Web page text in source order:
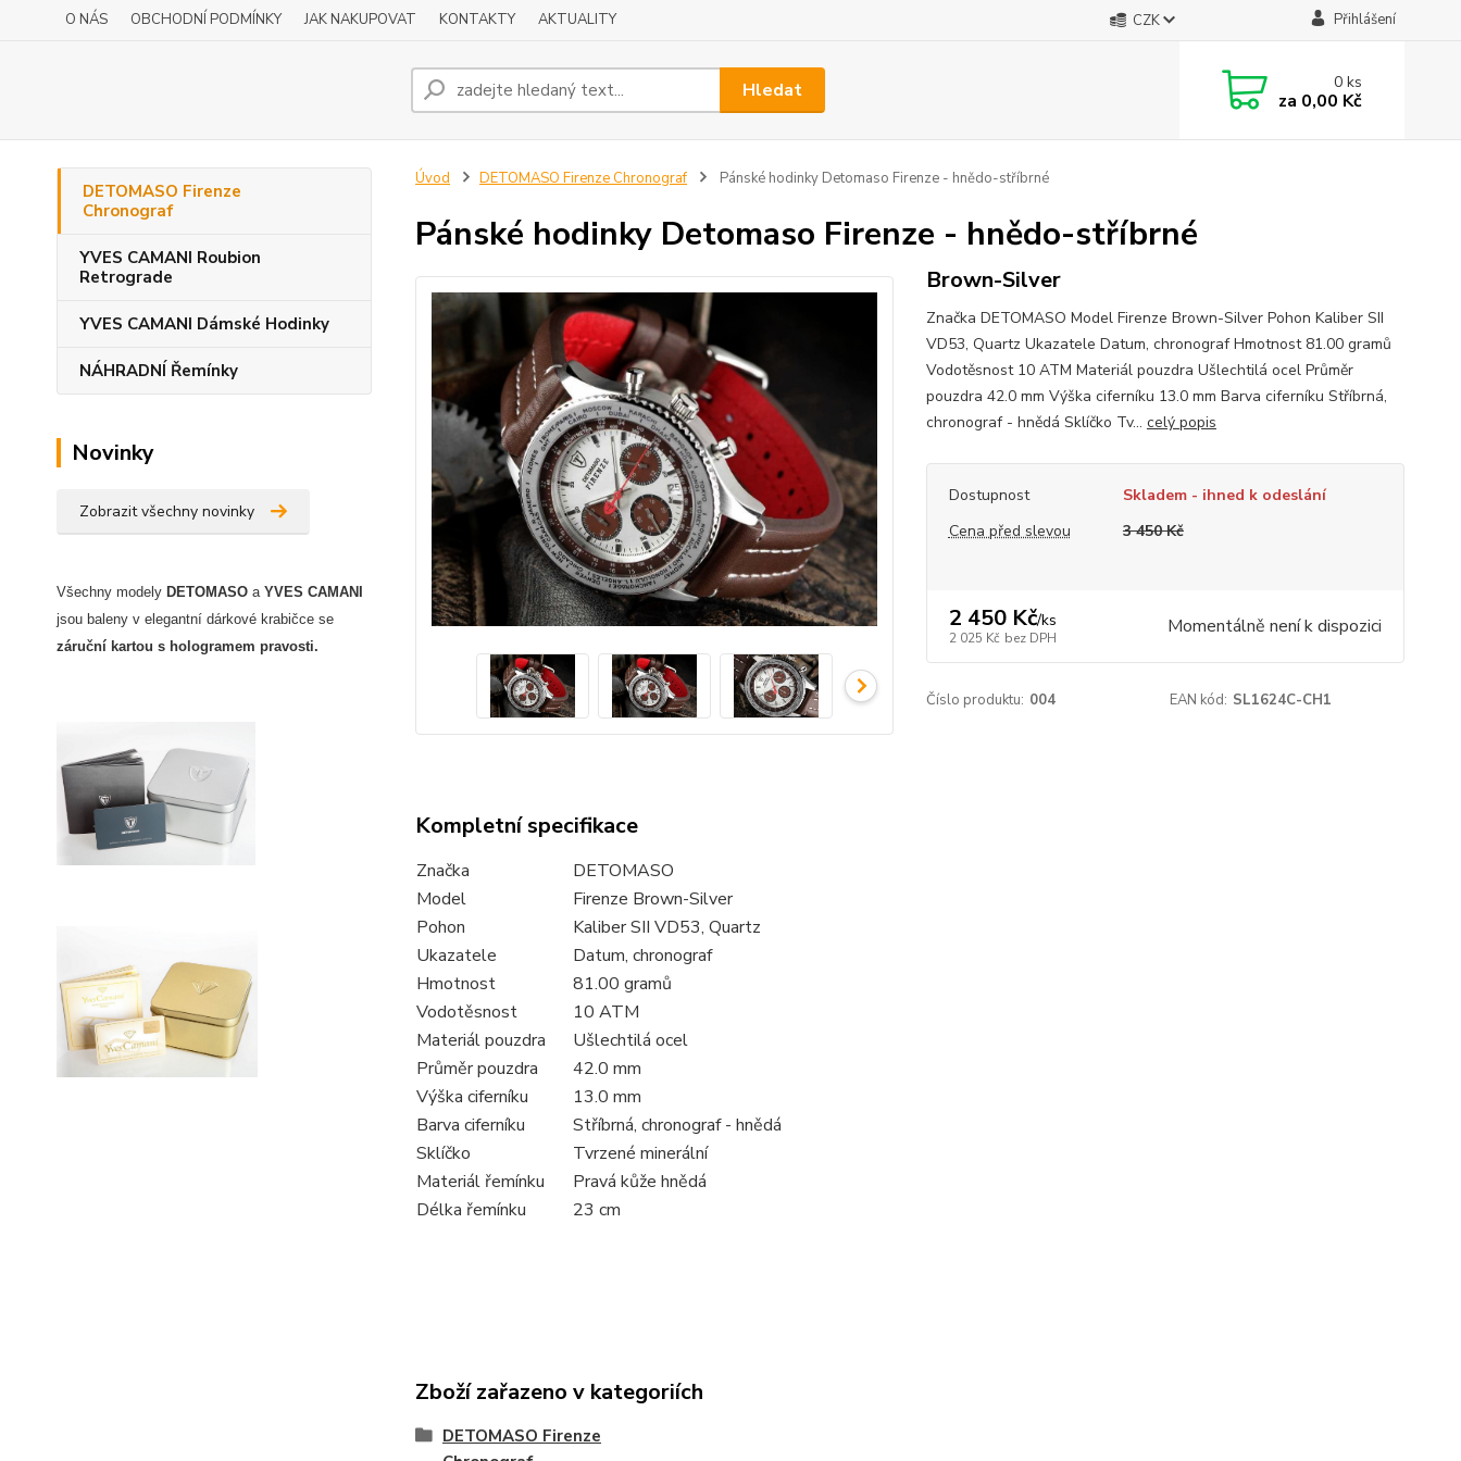
O NÁS OBCHODNÍ PODMÍNKY JAK NAKUPOVAT KONTAKTY AKTUALITY CZK Přihlášení
Hledat 0ks
za 0,00 Kč
DETOMASO Firenze
Chronograf
YVES CAMANI Roubion
Retrograde
YVES CAMANI Dámské Hodinky
NÁHRADNÍ Řemínky
Novinky
Zobrazit všechny novinky
Všechny modely DETOMASO a YVES CAMANI
jsou baleny v elegantní dárkové krabičce se
záruční kartou s hologramem pravosti.
Úvod DETOMASO Firenze Chronograf Pánské hodinky Detomaso Firenze - hnědo-stříbrné
Pánské hodinky Detomaso Firenze - hnědo-stříbrné
Brown-Silver
Značka DETOMASO Model Firenze Brown-Silver Pohon Kaliber SII
VD53, Quartz Ukazatele Datum, chronograf Hmotnost 81.00 gramů
Vodotěsnost 10 ATM Materiál pouzdra Ušlechtilá ocel Průměr
pouzdra 42.0 mm Výška ciferníku 13.0 mm Barva ciferníku Stříbrná,
chronograf - hnědá Sklíčko Tv... celý popis
Dostupnost
Skladem - ihned k odeslání
Cena před slevou
3 450 Kč
2 450 Kč/ks
2 025 Kč bez DPH Momentálně není k dispozici
Číslo produktu: 004 EAN kód: SL1624C-CH1
Kompletní specifikace
Značka
DETOMASO
Model
Firenze Brown-Silver
Pohon
Kaliber SII VD53, Quartz
Ukazatele
Datum, chronograf
Hmotnost
81.00 gramů
Vodotěsnost
10 ATM
Materiál pouzdra
Ušlechtilá ocel
Průměr pouzdra
42.0 mm
Výška ciferníku
13.0 mm
Barva ciferníku
Stříbrná, chronograf - hnědá
Sklíčko
Tvrzené minerální
Materiál řemínku
Pravá kůže hnědá
Délka řemínku
23 cm
Zboží zařazeno v kategoriích
DETOMASO Firenze